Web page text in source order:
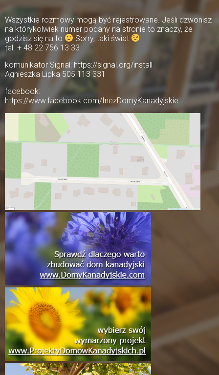
Wszystkie rozmowy mogą być rejestrowane. Jeśli dzwonisz
na którykolwiek numer podany na stronie to znaczy, że
godzisz się na to
Sorry, taki świat
tel. + 48 22 756 13 33
komunikator Signal: https://signal.org/install
Agnieszka Lipka 505 113 331
facebook:
https://www.facebook.com/InezDomyKanadyjskie